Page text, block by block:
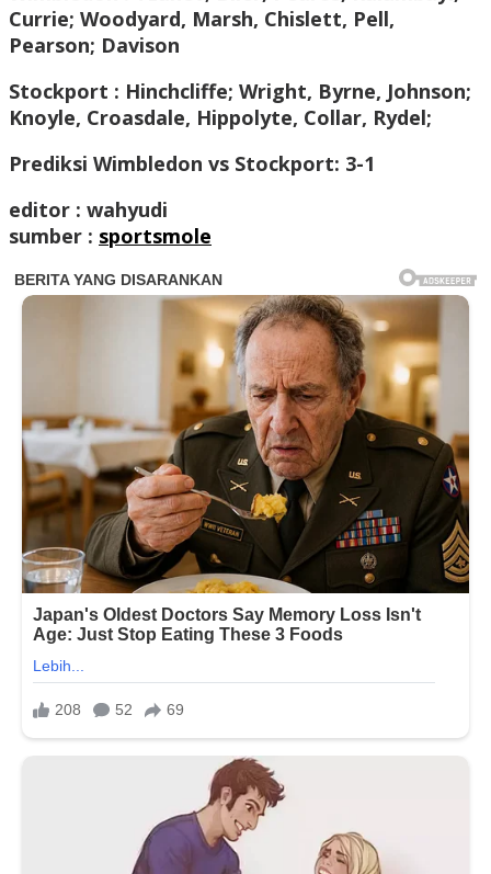
Currie; Woodyard, Marsh, Chislett, Pell,
Pearson; Davison
Stockport : Hinchcliffe; Wright, Byrne, Johnson;
Knoyle, Croasdale, Hippolyte, Collar, Rydel;
Prediksi Wimbledon vs Stockport: 3-1
editor : wahyudi
sumber : sportsmole